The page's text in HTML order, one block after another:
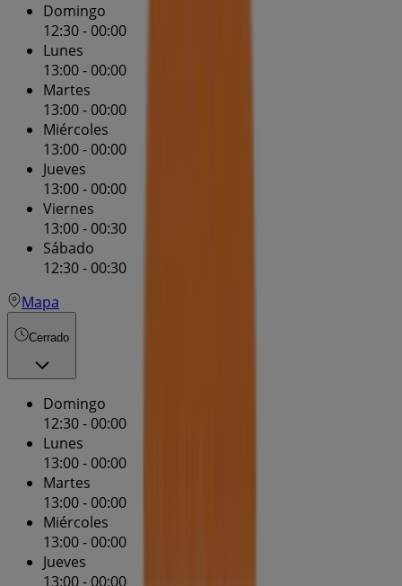
Domingo
12:30 - 00:00
Lunes
13:00 - 00:00
Martes
13:00 - 00:00
Miércoles
13:00 - 00:00
Jueves
13:00 - 00:00
Viernes
13:00 - 00:30
Sábado
12:30 - 00:30
Mapa
Cerrado
Domingo
12:30 - 00:00
Lunes
13:00 - 00:00
Martes
13:00 - 00:00
Miércoles
13:00 - 00:00
Jueves
13:00 - 00:00